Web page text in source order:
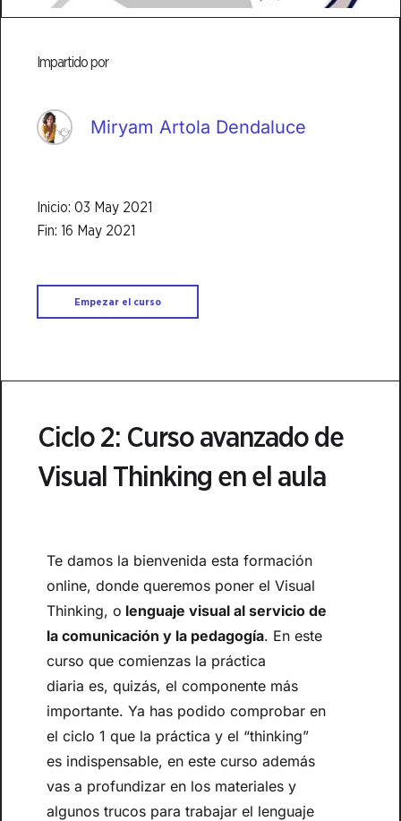
Impartido por
Miryam Artola Dendaluce
Inicio: 03 May 2021
Fin: 16 May 2021
Empezar el curso
Ciclo 2: Curso avanzado de
Visual Thinking en el aula
Te damos la bienvenida esta formación
online, donde queremos poner el Visual
Thinking, o lenguaje visual al servicio de
la comunicación y la pedagogía. En este
curso que comienzas la práctica
diaria es, quizás, el componente más
importante. Ya has podido comprobar en
el ciclo 1 que la práctica y el “thinking”
es indispensable, en este curso además
vas a profundizar en los materiales y
algunos trucos para trabajar el lenguaje